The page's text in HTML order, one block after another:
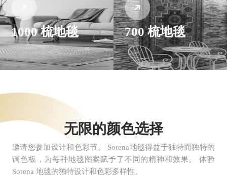
1000 梳地毯 700 梳地毯
无限的颜色选择
邀请您参加设计和色彩节。 Sorena地毯得益于独特而独特的
调色板，为每种地毯图案赋予了不同的精神和效果。 体验
Sorena 地毯的独特设计和色彩多样性。